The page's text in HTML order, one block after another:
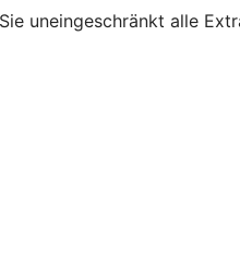
uneingeschränkt alle